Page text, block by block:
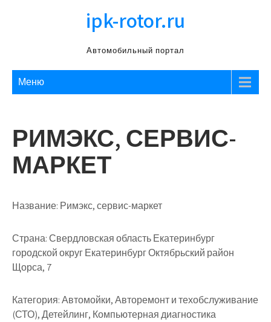
ipk-rotor.ru
Автомобильный портал
Меню
РИМЭКС, СЕРВИС-
МАРКЕТ
Название: Римэкс, сервис-маркет
Страна:Свердловская область Екатеринбург
городской округ Екатеринбург Октябрьский район
Щорса, 7
Категория:Автомойки, Авторемонт и техобслуживание
(СТО), Детейлинг, Компьютерная диагностика